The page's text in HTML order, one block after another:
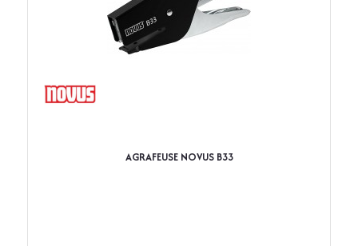
AGRAFEUSE NOVUS B33